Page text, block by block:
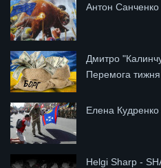
Антон
Дмитро
Перемога
Елена
Helgi Sharp -